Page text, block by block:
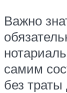
Важно
самим
без